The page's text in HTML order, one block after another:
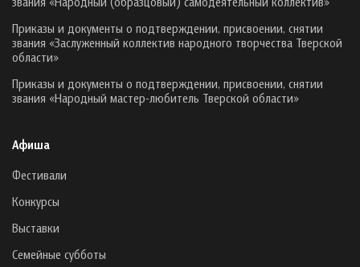
Приказы и документы о подтверждении, присвоении, снятии
звания «Заслуженный коллектив народного творчества Тверской
области»
Приказы и документы о подтверждении, присвоении, снятии
звания «Народный мастер-любитель Тверской области»
Афиша
Фестивали
Конкурсы
Выставки
Семейные субботы